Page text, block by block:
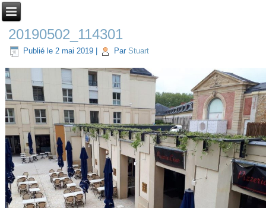
20190502_114301
Publié le 2 mai 2019 Par Stuart